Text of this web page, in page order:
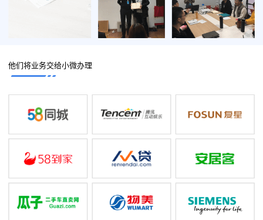
他们将业务交给小微办理